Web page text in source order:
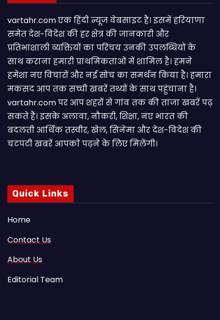
vartahr.com एक हिंदी न्यूज वेबसाइट है। इसमें हरियाणा
समेत देश-विदेश की हर क्षेत्र की जानकारी और
प्रतिभाशाली व्यक्तियों का परिचय उनकी उपलब्धियों के
साथ कराना हमारी प्राथमिकताओं में शामिल है। हमने
हमेशा नए विचारों और नई सोच का समर्थन किया है। हमारा
मकसद आप तक सच्ची खबरें तथ्यों के साथ पहुंचाना है।
vartahr.com पर आप शहरों से गांव तक की ताजा खबरें पढ़
सकते हैं। इसके अलावा, नौकरी, शिक्षा, नए भारत की
बदलती आर्थिक तस्वीर, खेल, सिनेमा और देश-विदेश की
चटपटी खबरें आपकाे पढ़ने के लिए मिलेंगी।
Quick Links
Home
Contact Us
About Us
Editorial Team